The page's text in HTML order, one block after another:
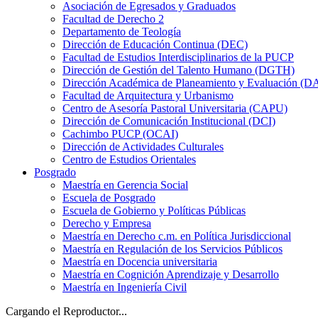
Asociación de Egresados y Graduados
Facultad de Derecho 2
Departamento de Teología
Dirección de Educación Continua (DEC)
Facultad de Estudios Interdisciplinarios de la PUCP
Dirección de Gestión del Talento Humano (DGTH)
Dirección Académica de Planeamiento y Evaluación
Facultad de Arquitectura y Urbanismo
Centro de Asesoría Pastoral Universitaria (CAPU)
Dirección de Comunicación Institucional (DCI)
Cachimbo PUCP (OCAI)
Dirección de Actividades Culturales
Centro de Estudios Orientales
Posgrado
Maestría en Gerencia Social
Escuela de Posgrado
Escuela de Gobierno y Políticas Públicas
Derecho y Empresa
Maestría en Derecho c.m. en Política Jurisdiccional
Maestría en Regulación de los Servicios Públicos
Maestría en Docencia universitaria
Maestría en Cognición Aprendizaje y Desarrollo
Maestría en Ingeniería Civil
Cargando el Reproductor...